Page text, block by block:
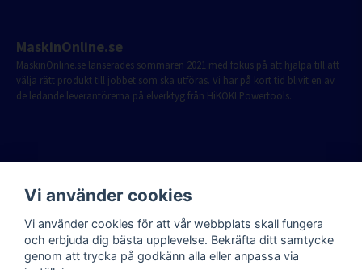
MaskinOnline.se
MaskinOnline.se lanserades sommaren 2021 med fokus på att hjälpa till att
välja rätt produkt till jobbet som ska utföras. Vi har på kort tid blivit en av
de ledande leverantörerna på elverktyg från HiKOKI Powertools.
Vi använder cookies
Vi använder cookies för att vår webbplats skall fungera
och erbjuda dig bästa upplevelse. Bekräfta ditt samtycke
genom att trycka på godkänn alla eller anpassa via